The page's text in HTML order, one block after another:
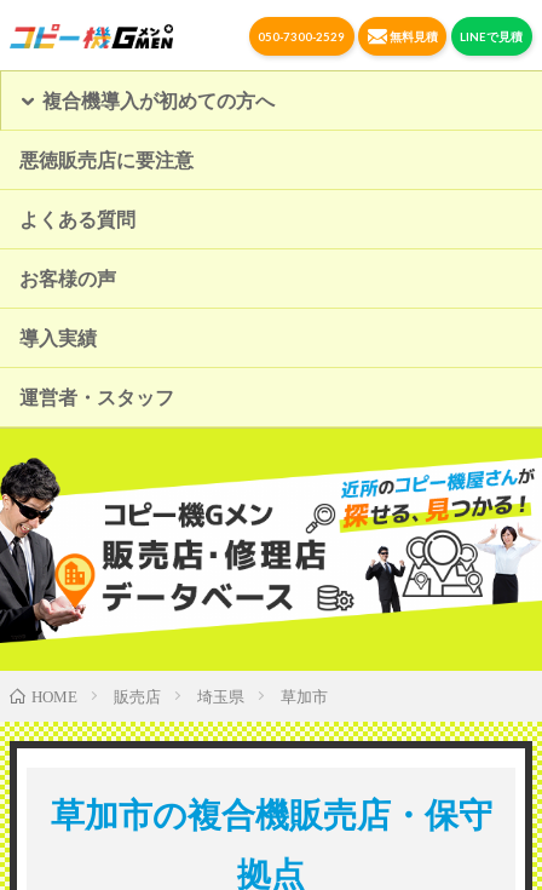
050-7300-2529 無料見積 LINEで見積
複合機導入が初めての方へ
悪徳販売店に要注意
よくある質問
お客様の声
導入実績
運営者・スタッフ
HOME 販売店 埼玉県 草加市
草加市の複合機販売店・保守
拠点